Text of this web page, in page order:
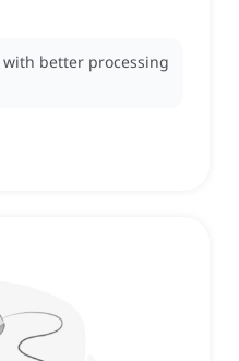
with better processing